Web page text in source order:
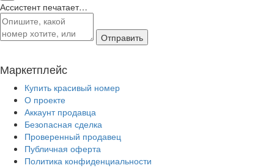
Ассистент печатает…
Отправить
Маркетплейс
Купить красивый номер
О проекте
Аккаунт продавца
Безопасная сделка
Проверенный продавец
Публичная оферта
Политика конфиденциальности